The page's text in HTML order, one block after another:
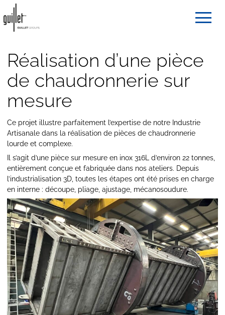
Réalisation d’une pièce
de chaudronnerie sur
mesure
Ce projet illustre parfaitement l’expertise de notre Industrie
Artisanale dans la réalisation de pièces de chaudronnerie
lourde et complexe.
Il s’agit d’une pièce sur mesure en inox 316L d’environ 22 tonnes,
entièrement conçue et fabriquée dans nos ateliers. Depuis
l’industrialisation 3D, toutes les étapes ont été prises en charge
en interne : découpe, pliage, ajustage, mécanosoudure.